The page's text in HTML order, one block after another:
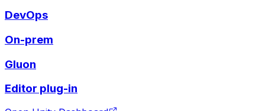
DevOps
On-prem
Gluon
Editor plug-in